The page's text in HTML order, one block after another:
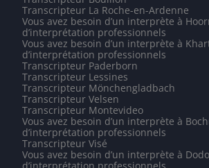
Transcripteur La Roche-en-Ardenne
Vous avez besoin d’un interprète à
d’interprétation professionnels
Vous avez besoin d’un interprète à
d’interprétation professionnels
Transcripteur Paderborn
Transcripteur Lessines
Transcripteur Mönchengladbach
Transcripteur Velsen
Transcripteur Montevideo
Vous avez besoin d’un interprète à
d’interprétation professionnels
Transcripteur Visé
Vous avez besoin d’un interprète à
d’interprétation professionnels